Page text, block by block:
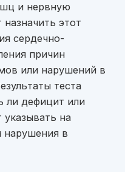
и нервную
этот
сердечно-
причин
или нарушений в
теста
ли дефицит или
на
нарушения в